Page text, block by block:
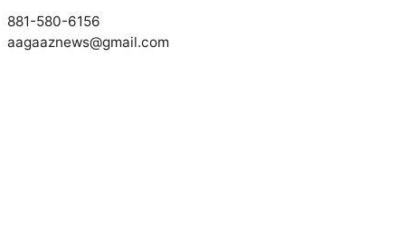
881-580-6156
aagaaznews@gmail.com